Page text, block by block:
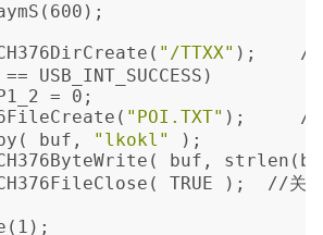
"/TTXX" );    //
== USB_INT_SUCCESS)
= 0;
"POI.TXT" );     //创
buf,
"lkokl"
);
buf,
TRUE );  //关闭文